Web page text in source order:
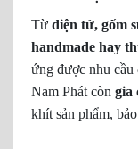
Từ điện tử, gốm
handmade hay
ứng được nhu cầu
Nam Phát còn gia
khít sản phẩm,